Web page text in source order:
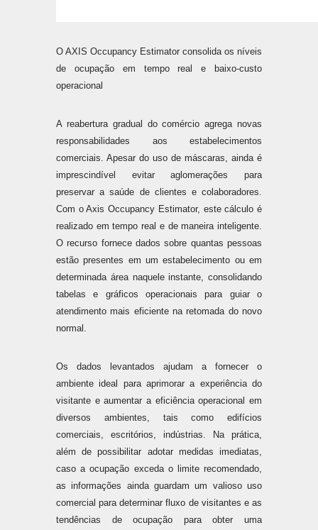
O AXIS Occupancy Estimator consolida os níveis
de ocupação em tempo real e baixo-custo
operacional
A reabertura gradual do comércio agrega novas
responsabilidades aos estabelecimentos
comerciais. Apesar do uso de máscaras, ainda é
imprescindível evitar aglomerações para
preservar a saúde de clientes e colaboradores.
Com o Axis Occupancy Estimator, este cálculo é
realizado em tempo real e de maneira inteligente.
O recurso fornece dados sobre quantas pessoas
estão presentes em um estabelecimento ou em
determinada área naquele instante, consolidando
tabelas e gráficos operacionais para guiar o
atendimento mais eficiente na retomada do novo
normal.
Os dados levantados ajudam a fornecer o
ambiente ideal para aprimorar a experiência do
visitante e aumentar a eficiência operacional em
diversos ambientes, tais como edifícios
comerciais, escritórios, indústrias. Na prática,
além de possibilitar adotar medidas imediatas,
caso a ocupação exceda o limite recomendado,
as informações ainda guardam um valioso uso
comercial para determinar fluxo de visitantes e as
tendências de ocupação para obter uma